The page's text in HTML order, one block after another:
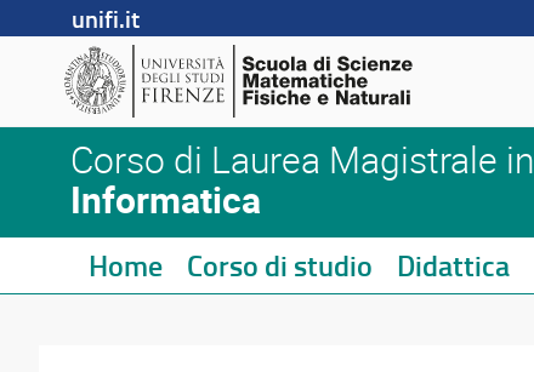
unifi.it
Corso di Laurea Magistrale in
Informatica
Home Corso di studio Didattica